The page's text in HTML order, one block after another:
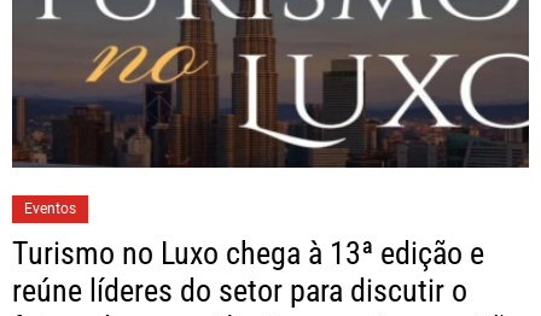
Eventos
Turismo no Luxo chega à 13ª edição e
reúne líderes do setor para discutir o